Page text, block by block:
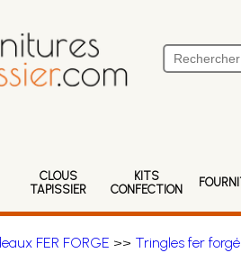
CLOUS
TAPISSIER
KITS
CONFECTION
FER FORGE >> Tringles fer